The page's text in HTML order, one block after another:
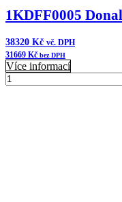
1KDFF0005
38320 Kč vč. DPH
31669 Kč bez DPH
Více informací
1KDFF0005